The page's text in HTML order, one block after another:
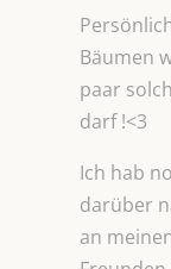
Bäumen
paar
darf !<3
Ich hab
darüber
an